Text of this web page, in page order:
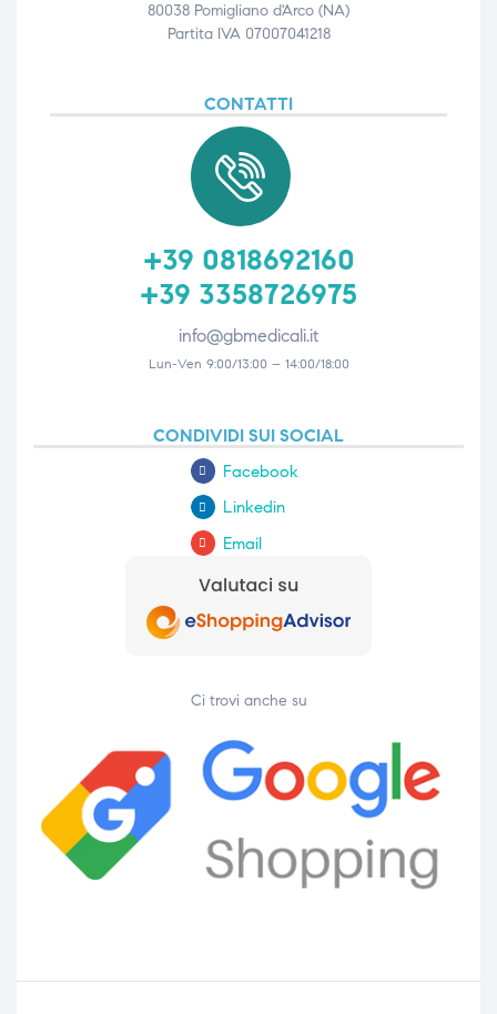
80038 Pomigliano d'Arco (NA)
Partita IVA 07007041218
CONTATTI
+39 0818692160
+39 3358726975
info@gbmedicali.it
Lun-Ven 9:00/13:00 – 14:00/18:00
CONDIVIDI SUI SOCIAL
Facebook
Linkedin
Email
Ci trovi anche su